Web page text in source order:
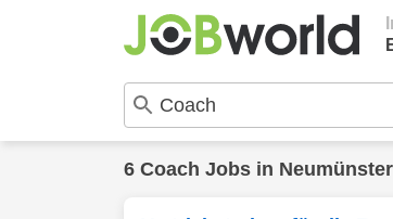
6 Coach Jobs in Neumünster